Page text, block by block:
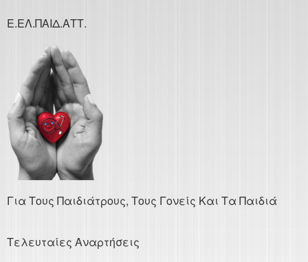
Ε.ΕΛ.ΠΑΙΔ.ΑΤΤ.
Για Τους Παιδιάτρους, Τους Γονείς Και Τα Παιδιά
Τελευταίες Αναρτήσεις